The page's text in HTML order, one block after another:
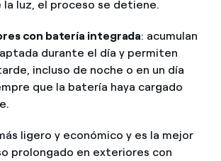
la luz, el proceso se detiene.
con batería integrada: acumulan
durante el día y permiten
incluso de noche o en un día
que la batería haya cargado
ligero y económico y es la mejor
prolongado en exteriores con